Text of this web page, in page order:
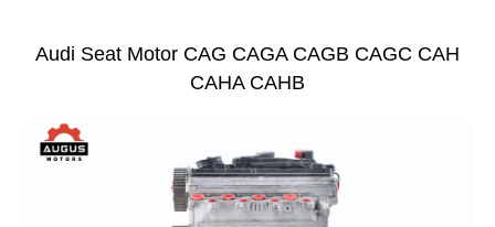
Audi Seat Motor CAG CAGA CAGB CAGC CAH
CAHA CAHB